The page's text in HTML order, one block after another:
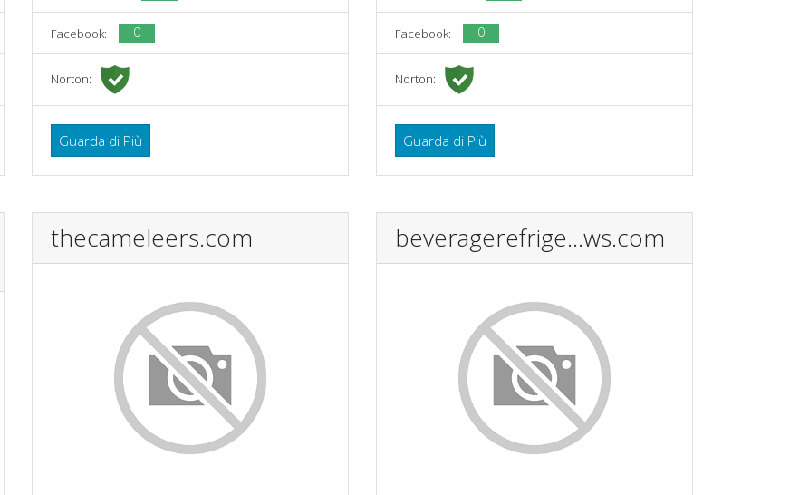
Facebook: 0
Norton:
Guarda di Più
Facebook: 0
Norton:
Guarda di Più
thecameleers.com beveragerefrige...ws.com